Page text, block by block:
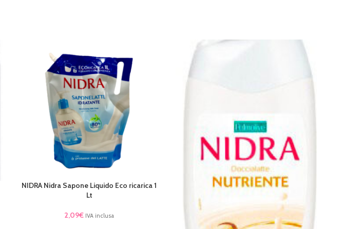
AGGIUNGI AL CARRELLO
NIDRA Nidra Sapone Liquido Eco ricarica 1
Lt
2,09€ IVA inclusa